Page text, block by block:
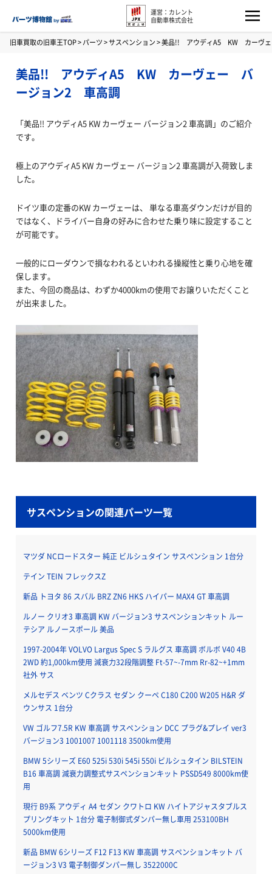
運営：カレント
自動車株式会社
旧車買取の旧車王TOP>パーツ>サスペンション>美品!! アウディA5 KW カーヴ
美品!! アウディA5 KW カーヴェー バ
ージョン2 車高調
「美品!! アウディA5 KW カーヴェー バージョン2 車高調」のご紹介
です。
極上のアウディA5 KW カーヴェー バージョン2 車高調が入荷致しま
した。
ドイツ車の定番のKW カーヴェーは、 単なる車高ダウンだけが目的
ではなく、ドライバー自身の好みに合わせた乗り味に設定すること
が可能です。
一般的にローダウンで損なわれるといわれる操縦性と乗り心地を確
保します。
また、今回の商品は、わずか4000kmの使用でお譲りいただくこと
が出来ました。
サスペンションの関連パーツ一覧
マツダ NCロードスター 純正 ビルシュタイン サスペンション 1台分
テイン TEIN フレックスZ
新品 トヨタ 86 スバル BRZ ZN6 HKS ハイパー MAX4 GT 車高調
ルノー クリオ3 車高調 KW バージョン3 サスペンションキット ルー
テシア ルノースポール 美品
1997-2004年 VOLVO Largus Spec S ラルグス 車高調 ボルボ V40 4B
2WD 約1,000km使用 減衰力32段階調整 Ft-57~-7mm Rr-82~+1mm
社外 サス
メルセデス ベンツ Cクラス セダン クーペ C180 C200 W205 H&R ダ
ウンサス 1台分
VW ゴルフ7.5R KW 車高調 サスペンション DCC プラグ&プレイ ver3
バージョン3 1001007 1001118 3500km使用
BMW 5シリーズ E60 525i 530i 545i 550i ビルシュタイン BILSTEIN
B16 車高調 減衰力調整式サスペンションキット PSSD549 8000km使
用
現行 B9系 アウディ A4 セダン クワトロ KW ハイトアジャスタブルス
プリングキット 1台分 電子制御式ダンパー無し車用 253100BH
5000km使用
新品 BMW 6シリーズ F12 F13 KW 車高調 サスペンションキット バ
ージョン3 V3 電子制御ダンパー無し 3522000C